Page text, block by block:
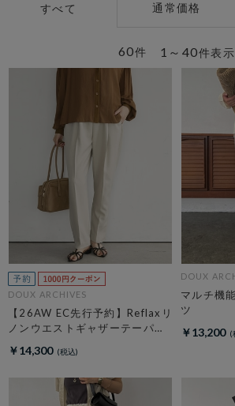
すべて 通常価格
1～40件表示
60件
DOUX ARCHIVES
【26AW EC先行予約】Reflaxリ
ノンウエストギャザーテーパー
￥14,300
DOUX
マルチ機
ツ
￥13,200